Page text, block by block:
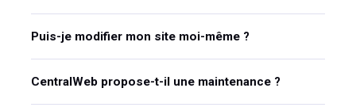
Puis-je modifier mon site moi-même ?
CentralWeb propose-t-il une maintenance ?